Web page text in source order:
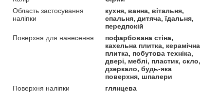
Область застосування
наліпки
кухня, ванна, вітальня,
спальня, дитяча, їдальня,
передпокій
Поверхня для нанесення
пофарбована стіна,
кахельна плитка, керамічна
плитка, побутова техніка,
двері, меблі, пластик, скло,
дзеркало, будь-яка
поверхня, шпалери
Поверхня наліпки
глянцева